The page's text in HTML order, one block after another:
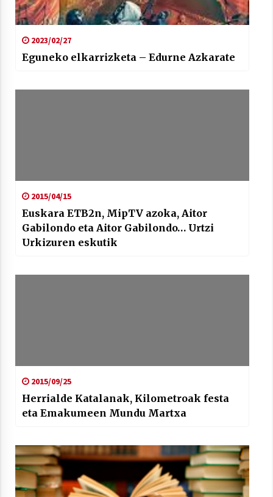
2023/02/27
Eguneko elkarrizketa – Edurne Azkarate
2015/04/15
Euskara ETB2n, MipTV azoka, Aitor
Gabilondo eta Aitor Gabilondo… Urtzi
Urkizuren eskutik
2015/09/25
Herrialde Katalanak, Kilometroak festa
eta Emakumeen Mundu Martxa